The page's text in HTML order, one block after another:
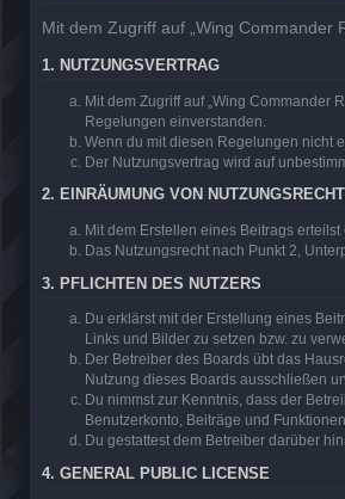
Mit dem Zugriff auf „Wing Commander
1. NUTZUNGSVERTRAG
Mit dem Zugriff auf „Wing Commander
Regelungen einverstanden.
Wenn du mit diesen Regelungen nicht
Der Nutzungsvertrag wird auf
2. EINRÄUMUNG VON
Mit dem Erstellen eines Beitrags
Das Nutzungsrecht nach Punkt 2,
3. PFLICHTEN DES NUTZERS
Du erklärst mit der Erstellung eines
Links und Bilder zu setzen bzw. zu
Der Betreiber des Boards übt das
Nutzung dieses Boards ausschließen
Du nimmst zur Kenntnis, dass der
Benutzerkonto, Beiträge und
Du gestattest dem Betreiber darüber
4. GENERAL PUBLIC LICENSE